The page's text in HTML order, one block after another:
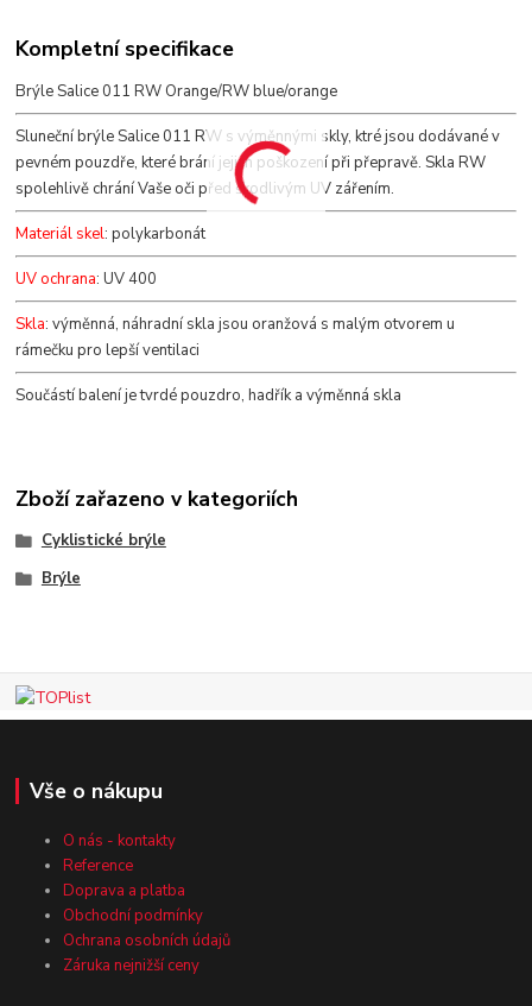
Kompletní specifikace
Brýle Salice 011 RW Orange/RW blue/orange
Sluneční brýleSalice 011 RW s výměnnými skly, ktré jsou dodávané v
pevném pouzdře, které brání jejich poškození při přepravě. Skla RW
spolehlivě chrání Vaše oči před škodlivým UV zářením.
Materiál skel: polykarbonát
UV ochrana: UV 400
Skla: výměnná, náhradní skla jsou oranžová s malým otvorem u
rámečku pro lepší ventilaci
Součástí balení je tvrdé pouzdro, hadřík a výměnná skla
Zboží zařazeno v kategoriích
Cyklistické brýle
Brýle
Vše o nákupu
O nás - kontakty
Reference
Doprava a platba
Obchodní podmínky
Ochrana osobních údajů
Záruka nejnižší ceny